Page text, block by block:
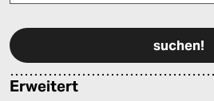
Erweitert